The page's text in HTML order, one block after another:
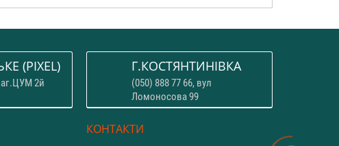
(PIXEL)
2й
Г.КОСТЯНТИНІВКА
(050) 888 77 66, вул
Ломоносова 99
КОНТАКТИ